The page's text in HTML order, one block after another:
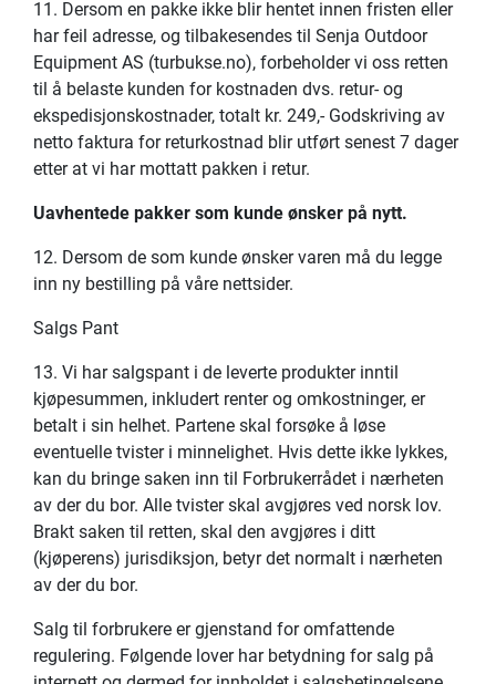
11. Dersom en pakke ikke blir hentet innen fristen eller
har feil adresse, og tilbakesendes til Senja Outdoor
Equipment AS (turbukse.no), forbeholder vi oss retten
til å belaste kunden for kostnaden dvs. retur- og
ekspedisjonskostnader, totalt kr. 249,- Godskriving av
netto faktura for returkostnad blir utført senest 7 dager
etter at vi har mottatt pakken i retur.
Uavhentede pakker som kunde ønsker på nytt.
12. Dersom de som kunde ønsker varen må du legge
inn ny bestilling på våre nettsider.
Salgs Pant
13. Vi har salgspant i de leverte produkter inntil
kjøpesummen, inkludert renter og omkostninger, er
betalt i sin helhet. Partene skal forsøke å løse
eventuelle tvister i minnelighet. Hvis dette ikke lykkes,
kan du bringe saken inn til Forbrukerrådet i nærheten
av der du bor. Alle tvister skal avgjøres ved norsk lov.
Brakt saken til retten, skal den avgjøres i ditt
(kjøperens) jurisdiksjon, betyr det normalt i nærheten
av der du bor.
Salg til forbrukere er gjenstand for omfattende
regulering. Følgende lover har betydning for salg på